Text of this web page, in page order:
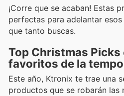
¡Corre que se acaban! Estas
perfectas para adelantar esos
que tanto buscas.
Top Christmas Picks
favoritos de la
Este año, Ktronix te trae una
productos que se robarán las